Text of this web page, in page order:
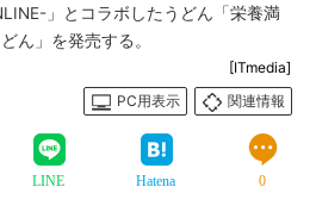
」とコラボしたうどん「栄養満
ん」を発売する。
[ITmedia]
PC用表示
関連情報
LINE Hatena 0